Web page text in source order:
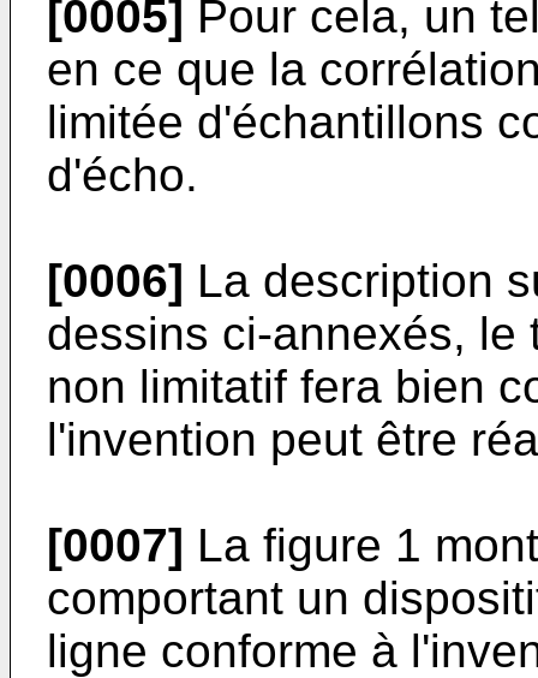
[0005] Pour cela, un
en ce que la
limitée d'échantillons
d'écho.
[0006] La description
dessins ci-annexés, le
non limitatif fera bien
l'invention peut être
[0007] La figure 1
comportant un
ligne conforme à